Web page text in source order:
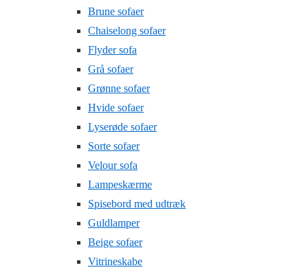
Brune sofaer
Chaiselong sofaer
Flyder sofa
Grå sofaer
Grønne sofaer
Hvide sofaer
Lyserøde sofaer
Sorte sofaer
Velour sofa
Lampeskærme
Spisebord med udtræk
Guldlamper
Beige sofaer
Vitrineskabe